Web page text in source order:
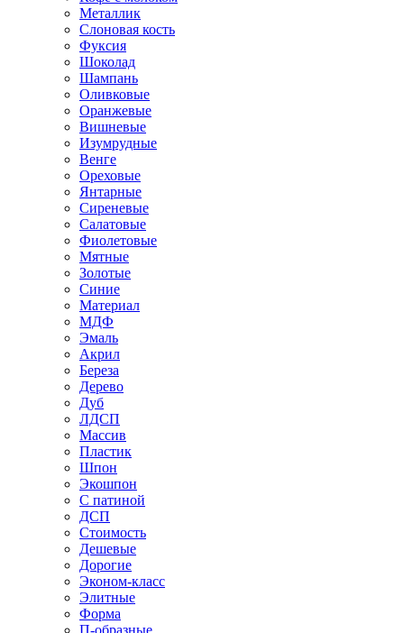
Металлик
Слоновая кость
Фуксия
Шоколад
Шампань
Оливковые
Оранжевые
Вишневые
Изумрудные
Венге
Ореховые
Янтарные
Сиреневые
Салатовые
Фиолетовые
Мятные
Золотые
Синие
Материал
МДФ
Эмаль
Акрил
Береза
Дерево
Дуб
ЛДСП
Массив
Пластик
Шпон
Экошпон
С патиной
ДСП
Стоимость
Дешевые
Дорогие
Эконом-класс
Элитные
Форма
П-образные